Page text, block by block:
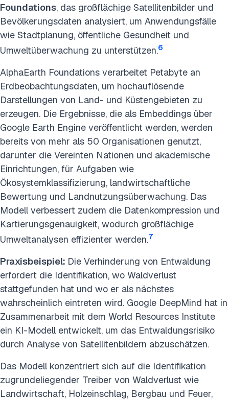
Foundations, das großflächige Satellitenbilder und
Bevölkerungsdaten analysiert, um Anwendungsfälle
wie Stadtplanung, öffentliche Gesundheit und
Umweltüberwachung zu unterstützen.6
AlphaEarth Foundations verarbeitet Petabyte an
Erdbeobachtungsdaten, um hochauflösende
Darstellungen von Land- und Küstengebieten zu
erzeugen. Die Ergebnisse, die als Embeddings über
Google Earth Engine veröffentlicht werden, werden
bereits von mehr als 50 Organisationen genutzt,
darunter die Vereinten Nationen und akademische
Einrichtungen, für Aufgaben wie
Ökosystemklassifizierung, landwirtschaftliche
Bewertung und Landnutzungsüberwachung. Das
Modell verbessert zudem die Datenkompression und
Kartierungsgenauigkeit, wodurch großflächige
Umweltanalysen effizienter werden.7
Praxisbeispiel: Die Verhinderung von Entwaldung
erfordert die Identifikation, wo Waldverlust
stattgefunden hat und wo er als nächstes
wahrscheinlich eintreten wird. Google DeepMind hat in
Zusammenarbeit mit dem World Resources Institute
ein KI-Modell entwickelt, um das Entwaldungsrisiko
durch Analyse von Satellitenbildern abzuschätzen.
Das Modell konzentriert sich auf die Identifikation
zugrundeliegender Treiber von Waldverlust wie
Landwirtschaft, Holzeinschlag, Bergbau und Feuer,